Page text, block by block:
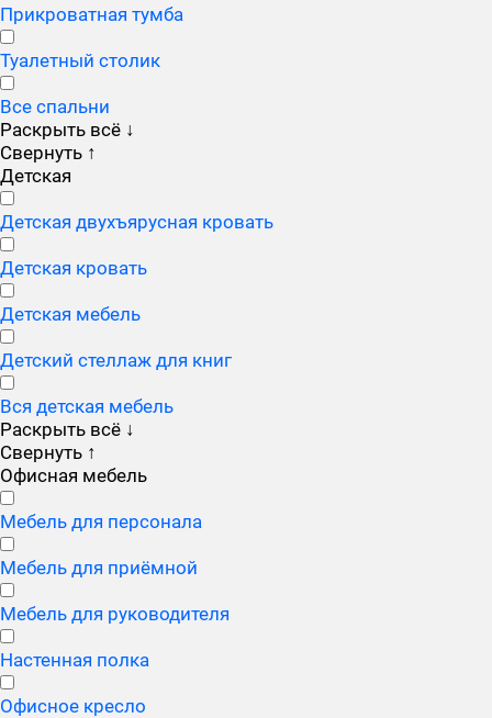
Прикроватная тумба
Туалетный столик
Все спальни
Раскрыть всё ↓
Свернуть ↑
Детская
Детская двухъярусная кровать
Детская кровать
Детская мебель
Детский стеллаж для книг
Вся детская мебель
Раскрыть всё ↓
Свернуть ↑
Офисная мебель
Мебель для персонала
Мебель для приёмной
Мебель для руководителя
Настенная полка
Офисное кресло